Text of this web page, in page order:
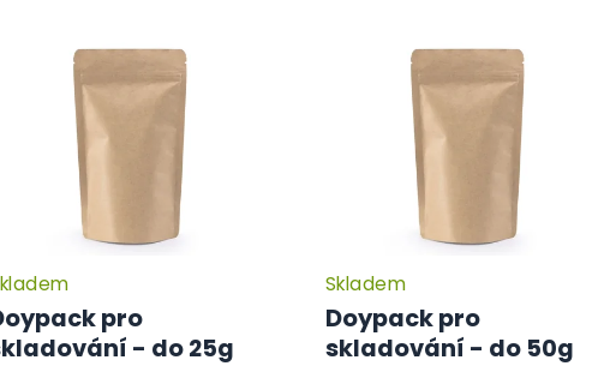
pro
- do 25g
Doypack pro
skladování - do 50g
Skladem